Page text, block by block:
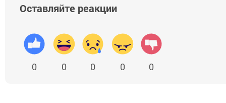
Оставляйте реакции
0 0 0 0 0